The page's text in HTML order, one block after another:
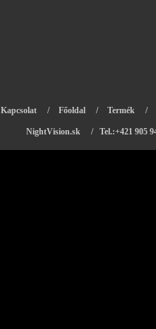
Kapcsolat / Főoldal / Termék /
NightVision.sk / Tel.:+421 905